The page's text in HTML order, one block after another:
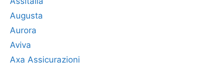
Augusta
Aurora
Aviva
Axa Assicurazioni